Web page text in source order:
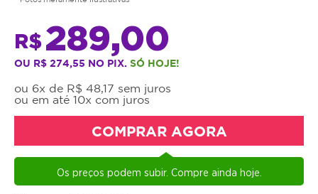
R$289,00
OU R$ 274,55 NO PIX. SÓ HOJE!
ou 6x de R$ 48,17 sem juros
ou em até 10x com juros
COMPRAR AGORA
Os preços podem subir. Compre ainda hoje.